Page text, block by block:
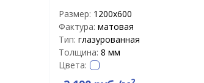
Размер: 1200х600
Фактура: матовая
Тип: глазурованная
Толщина: 8 мм
Цвета: